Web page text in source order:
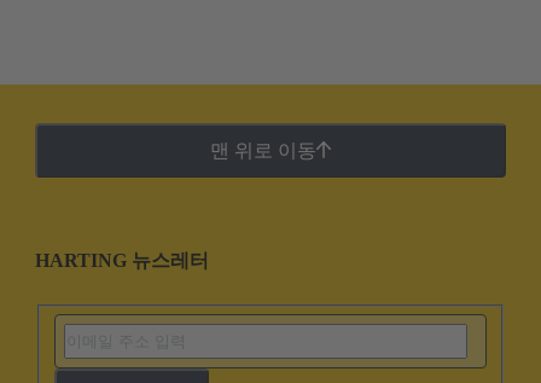
맨 위로 이동
HARTING 뉴스레터